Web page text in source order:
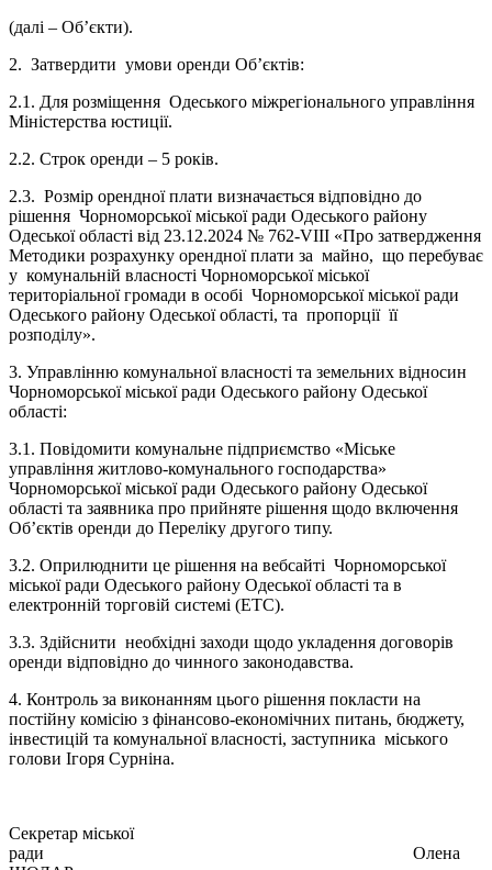
(далі – Об’єкти).
2. Затвердити умови оренди Об’єктів:
2.1. Для розміщення Одеського міжрегіонального управління
Міністерства юстиції.
2.2. Строк оренди – 5 років.
2.3. Розмір орендної плати визначається відповідно до
рішення Чорноморської міської ради Одеського району
Одеської області від 23.12.2024 № 762-VIII «Про затвердження
Методики розрахунку орендної плати за майно, що перебуває
у комунальній власності Чорноморської міської
територіальної громади в особі Чорноморської міської ради
Одеського району Одеської області, та пропорції її
розподілу».
3. Управлінню комунальної власності та земельних відносин
Чорноморської міської ради Одеського району Одеської
області:
3.1. Повідомити комунальне підприємство «Міське
управління житлово-комунального господарства»
Чорноморської міської ради Одеського району Одеської
області та заявника про прийняте рішення щодо включення
Об’єктів оренди до Переліку другого типу.
3.2. Оприлюднити це рішення на вебсайті Чорноморської
міської ради Одеського району Одеської області та в
електронній торговій системі (ЕТС).
3.3. Здійснити необхідні заходи щодо укладення договорів
оренди відповідно до чинного законодавства.
4. Контроль за виконанням цього рішення покласти на
постійну комісію з фінансово-економічних питань, бюджету,
інвестицій та комунальної власності, заступника міського
голови Ігоря Сурніна.
Секретар міської
ради Олена